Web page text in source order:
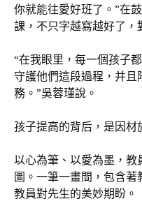
你就能往愛好班了。”在
課，不只字越寫越好了，
“在我眼里，每一個孩子
守護他們這段過程，并
務。”吳蓉瑾說。
孩子提高的背后，是因材
以心為筆、以愛為墨，教
圖。一筆一畫間，包含
教員對先生的美妙期盼。